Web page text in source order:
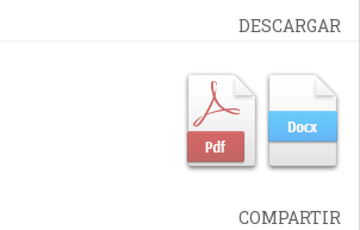
DESCARGAR
COMPARTIR